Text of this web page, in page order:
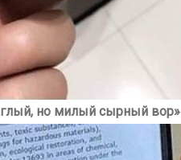
но милый сырный вор»